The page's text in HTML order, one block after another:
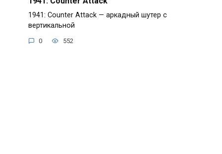
1941: Counter Attack — аркадный шутер с
вертикальной
0 552